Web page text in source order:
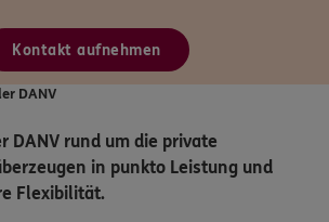
Kontakt aufnehmen
DANV
DANV rund um die private
in punkto Leistung und
Flexibilität.